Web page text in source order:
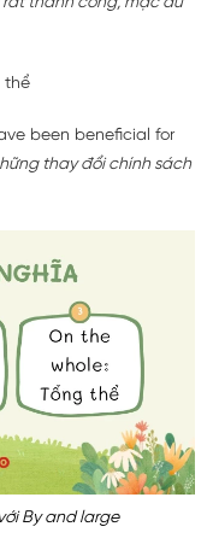
thể
been beneficial for
thay đổi chính sách
By and large